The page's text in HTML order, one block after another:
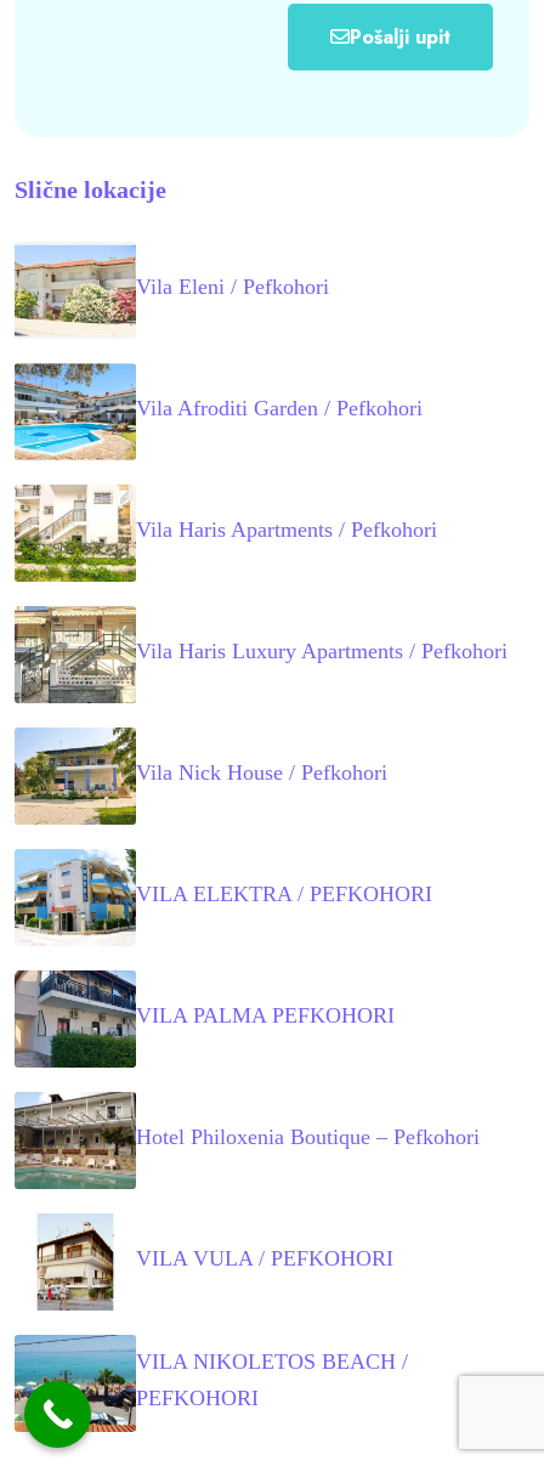
Pošalji upit
Slične lokacije
Vila Eleni / Pefkohori
Vila Afroditi Garden / Pefkohori
Vila Haris Apartments / Pefkohori
Vila Haris Luxury Apartments / Pefkohori
Vila Nick House / Pefkohori
VILA ELEKTRA / PEFKOHORI
VILA PALMA PEFKOHORI
Hotel Philoxenia Boutique – Pefkohori
VILA VULA / PEFKOHORI
VILA NIKOLETOS BEACH /
PEFKOHORI